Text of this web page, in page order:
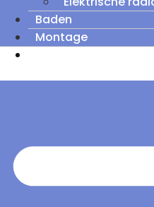
Baden
Montage